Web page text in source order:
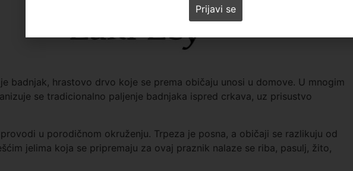
badnjak, hrastovo drvo koje se prema običaju unosi u domove. U mnogim
se tradicionalno paljenje badnjaka ispred crkava, uz prisustvo
u porodičnom okruženju. Trpeza je posna, a običaji se razlikuju od
jelima koja se pripremaju za ovaj praznik nalaze se riba, pasulj, žito,